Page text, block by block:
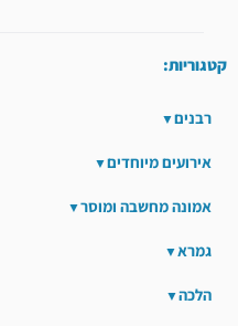
קטגוריות:
רבנים
אירועים מיוחדים
אמונה מחשבה ומוסר
גמרא
הלכה